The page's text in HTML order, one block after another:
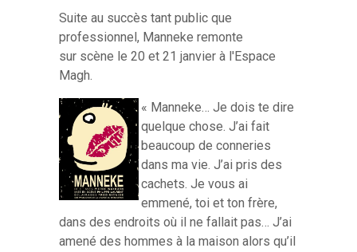
Suite au succès tant public que
professionnel, Manneke remonte
sur scène le 20 et 21 janvier à l'Espace
Magh.
« Manneke… Je dois te dire
quelque chose. J’ai fait
beaucoup de conneries
dans ma vie. J’ai pris des
cachets. Je vous ai
emmené, toi et ton frère,
dans des endroits où il ne fallait pas… J’ai
amené des hommes à la maison alors qu’il